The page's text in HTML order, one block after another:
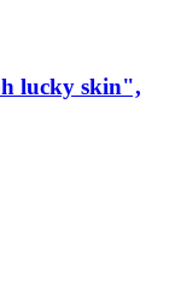
lucky skin",